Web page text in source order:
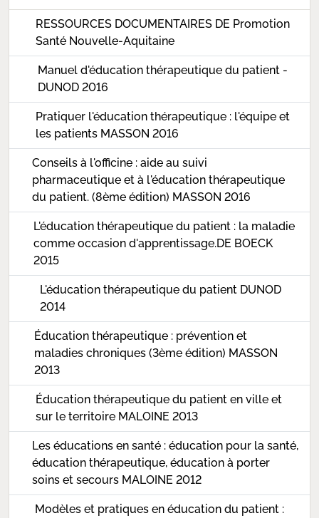
RESSOURCES DOCUMENTAIRES DE Promotion
Santé Nouvelle-Aquitaine
Manuel d'éducation thérapeutique du patient -
DUNOD 2016
Pratiquer l'éducation thérapeutique : l'équipe et
les patients MASSON 2016
Conseils à l'officine : aide au suivi
pharmaceutique et à l'éducation thérapeutique
du patient. (8ème édition) MASSON 2016
L'éducation thérapeutique du patient : la maladie
comme occasion d'apprentissage.DE BOECK
2015
L'éducation thérapeutique du patient DUNOD
2014
Éducation thérapeutique : prévention et
maladies chroniques (3ème édition) MASSON
2013
Éducation thérapeutique du patient en ville et
sur le territoire MALOINE 2013
Les éducations en santé : éducation pour la santé,
éducation thérapeutique, éducation à porter
soins et secours MALOINE 2012
Modèles et pratiques en éducation du patient :